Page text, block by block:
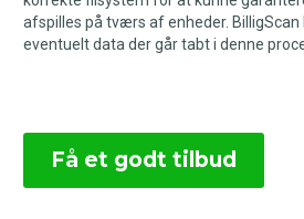
afspilles på tværs af enheder.
eventuelt data der går tabt i denne
Få et godt tilbud